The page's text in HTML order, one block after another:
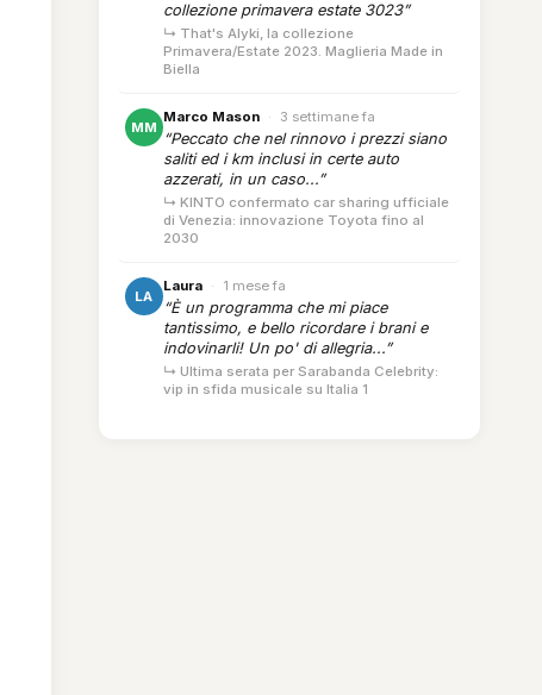
collezione primavera estate 3023”
↳ That's Alyki, la collezione
Primavera/Estate 2023. Maglieria Made in
Biella
MM
Marco Mason · 3 settimane fa
“Peccato che nel rinnovo i prezzi siano
saliti ed i km inclusi in certe auto
azzerati, in un caso...”
↳ KINTO confermato car sharing ufficiale
di Venezia: innovazione Toyota fino al
2030
LA
Laura · 1 mese fa
“È un programma che mi piace
tantissimo, e bello ricordare i brani e
indovinarli! Un po' di allegria...”
↳ Ultima serata per Sarabanda Celebrity:
vip in sfida musicale su Italia 1